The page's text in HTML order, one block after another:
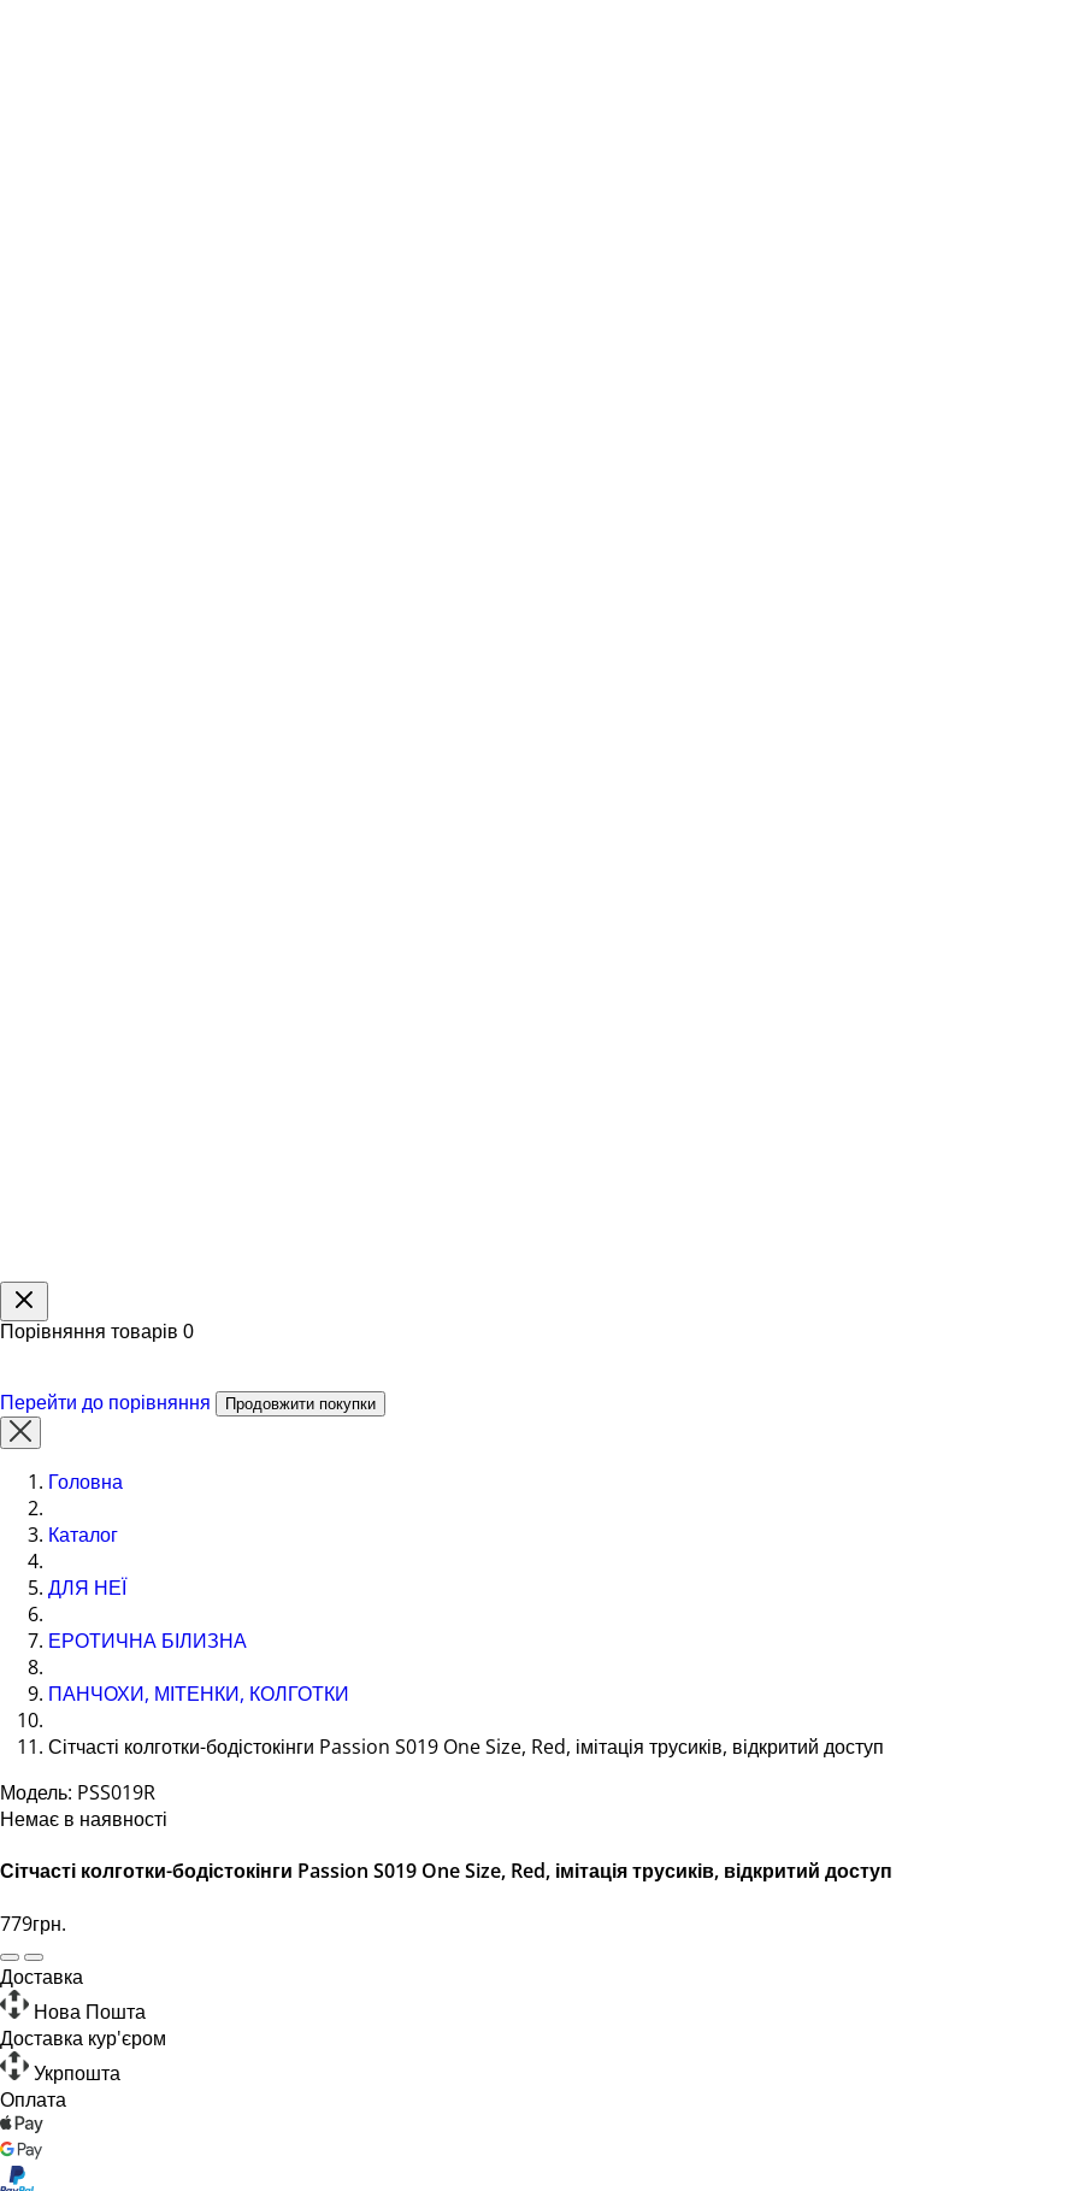
Порівняння товарів 0
Перейти до порівняння Продовжити покупки
Головна
Каталог
ДЛЯ НЕЇ
ЕРОТИЧНА БІЛИЗНА
ПАНЧОХИ, МІТЕНКИ, КОЛГОТКИ
Сітчасті колготки-бодістокінги Passion S019 One Size, Red, імітація трусиків, відкритий доступ
Модель: PSS019R
Немає в наявності
Сітчасті колготки-бодістокінги Passion S019 One Size, Red, імітація трусиків, відкритий доступ
779грн.
Доставка
Нова Пошта
Доставка кур'єром
Укрпошта
Оплата